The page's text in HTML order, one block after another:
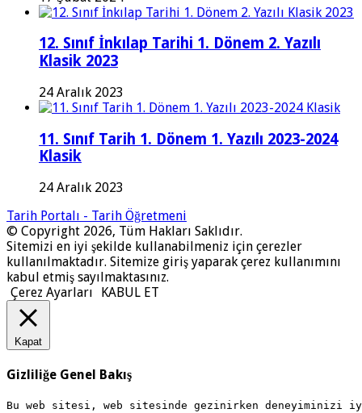
12. Sınıf İnkılap Tarihi 1. Dönem 2. Yazılı
Klasik 2023
24 Aralık 2023
11. Sınıf Tarih 1. Dönem 1. Yazılı 2023-2024
Klasik
24 Aralık 2023
Tarih Portalı - Tarih Öğretmeni
© Copyright 2026, Tüm Hakları Saklıdır.
Sitemizi en iyi şekilde kullanabilmeniz için çerezler
kullanılmaktadır. Sitemize giriş yaparak çerez kullanımını
kabul etmiş sayılmaktasınız.
Çerez Ayarları
KABUL ET
Kapat
Gizliliğe Genel Bakış
Bu web sitesi, web sitesinde gezinirken deneyiminizi